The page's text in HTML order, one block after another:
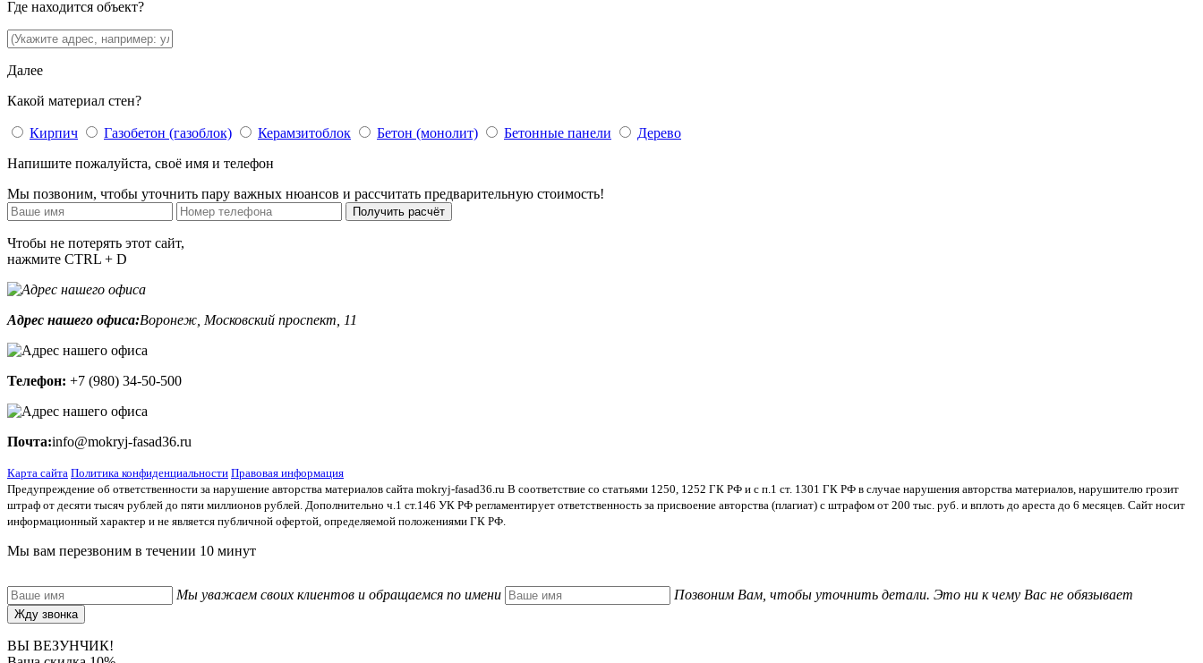
Где находится объект?
Далее
Какой материал стен?
Кирпич Газобетон (газоблок) Керамзитоблок Бетон (монолит) Бетонные панели
Дерево
Напишите пожалуйста, своё имя и телефон
Мы позвоним, чтобы уточнить пару важных нюансов и рассчитать предварительную стоимость!
Получить расчёт
Чтобы не потерять этот сайт,
нажмите CTRL + D
Адрес нашего офиса:Воронеж, Московский проспект, 11
Телефон: +7 (980) 34-50-500
Почта:info@mokryj-fasad36.ru
Карта сайта Политика конфиденциальности Правовая информация
Предупреждение об ответственности за нарушение авторства материалов сайта mokryj-fasad36.ru В соответствие со статьями 1250, 1252 ГК РФ и с п.1 ст. 1301 ГК РФ в случае нарушения авторства материалов, нарушителю грозит
штраф от десяти тысяч рублей до пяти миллионов рублей. Дополнительно ч.1 ст.146 УК РФ регламентирует ответственность за присвоение авторства (плагиат) с штрафом от 200 тыс. руб. и вплоть до ареста до 6 месяцев. Сайт носит
информационный характер и не является публичной офертой, определяемой положениями ГК РФ.
Мы вам перезвоним в течении 10 минут
Мы уважаем своих клиентов и обращаемся по имени Позвоним Вам, чтобы уточнить детали. Это ни к чему Вас не обязывает
Жду звонка
ВЫ ВЕЗУНЧИК!